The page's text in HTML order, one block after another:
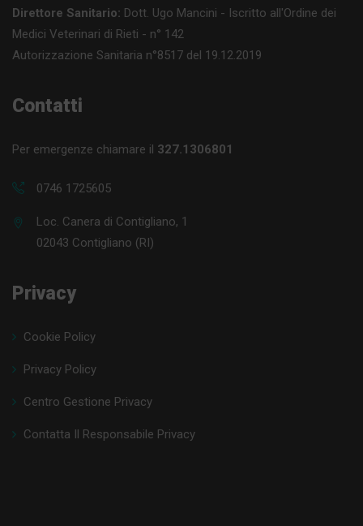
Direttore Sanitario: Dott. Ugo Mancini - Iscritto all'Ordine dei
Medici Veterinari di Rieti - n° 142
Autorizzazione Sanitaria n°8517 del 19.12.2019
Contatti
Per emergenze chiamare il 327.1306801
0746 1725605
Loc. Canera di Contigliano, 1
02043 Contigliano (RI)
Privacy
Cookie Policy
Privacy Policy
Centro Gestione Privacy
Contatta Il Responsabile Privacy